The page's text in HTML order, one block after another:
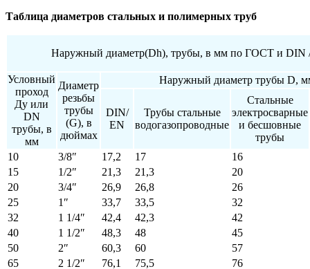
Таблица диаметров стальных и полимерных труб
Наружный диаметр(Dh), трубы, в мм по ГОСТ и DIN
Условный
проход
Дy или
DN
трубы, в
мм
Диаметр
резьбы
трубы
(G), в
дюймах
Наружный диаметр трубы D,
DIN/
EN
Трубы стальные
водогазопроводные
Стальные
электросварные
и бесшовные
трубы
10
3/8″ 17,2 17
16
15
1/2″ 21,3 21,3
20
20
3/4″ 26,9 26,8
26
25
1″ 33,7 33,5
32
32
1 1/4″ 42,4 42,3
42
40
1 1/2″ 48,3 48
45
50
2″ 60,3 60
57
65
2 1/2″ 76,1 75,5
76